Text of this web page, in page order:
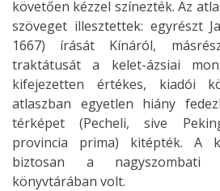
követően kézzel színezték. Az
szöveget illesztettek: egyrészt
1667) írását Kínáról,
traktátusát a kelet-ázsiai
kifejezetten értékes, kiadói
atlaszban egyetlen hiány
térképet (Pecheli, sive
provincia prima) kitépték. A
biztosan a nagyszombati
könyvtárában volt.